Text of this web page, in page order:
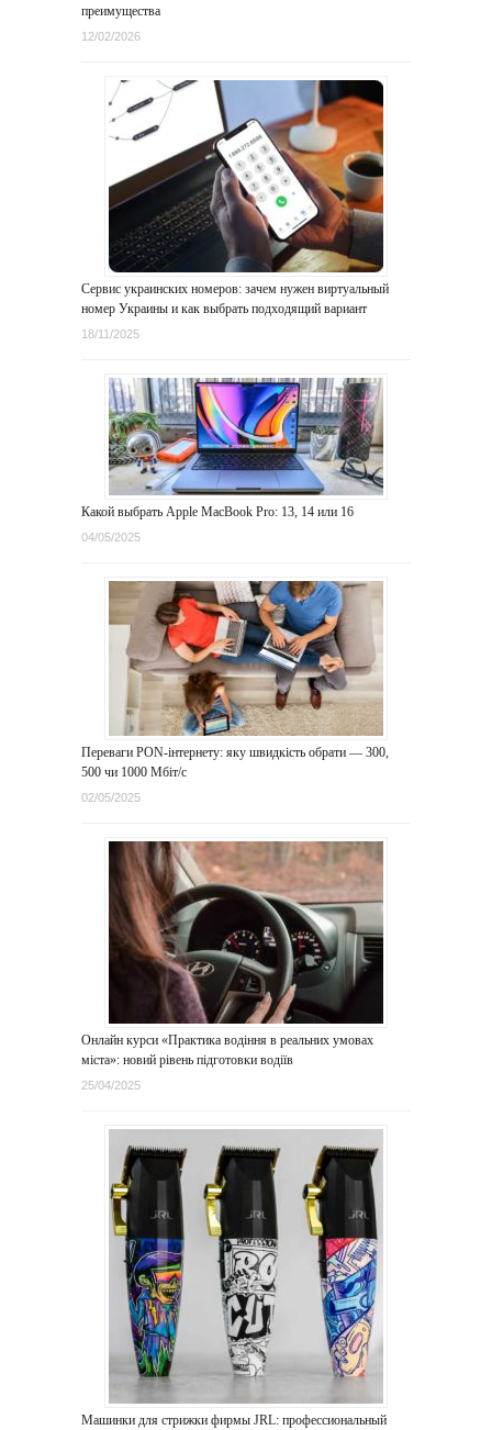
преимущества
12/02/2026
Сервис украинских номеров: зачем нужен виртуальный
номер Украины и как выбрать подходящий вариант
18/11/2025
Какой выбрать Apple MacBook Pro: 13, 14 или 16
04/05/2025
Переваги PON-інтернету: яку швидкість обрати — 300,
500 чи 1000 Мбіт/с
02/05/2025
Онлайн курси «Практика водіння в реальних умовах
міста»: новий рівень підготовки водіїв
25/04/2025
Машинки для стрижки фирмы JRL: профессиональный